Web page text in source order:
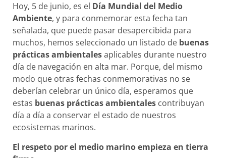
Hoy, 5 de junio, es el Día Mundial del Medio
Ambiente, y para conmemorar esta fecha tan
señalada, que puede pasar desapercibida para
muchos, hemos seleccionado un listado de buenas
prácticas ambientalesaplicables durante nuestro
día de navegación en alta mar. Porque, del mismo
modo que otras fechas conmemorativas no se
deberían celebrar un único día, esperamos que
estas buenas prácticas ambientales contribuyan
día a día a conservar el estado de nuestros
ecosistemas marinos.
El respeto por el medio marino empieza en tierra